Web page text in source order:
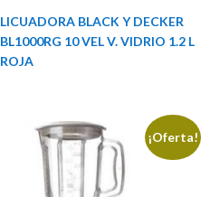
LICUADORA BLACK Y DECKER
BL1000RG 10 VEL V. VIDRIO 1.2 L
ROJA
¡Oferta!